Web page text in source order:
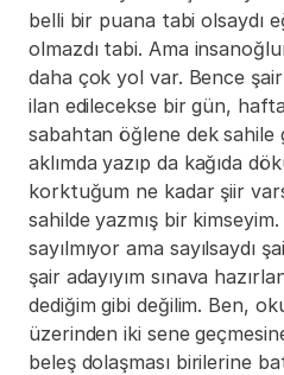
belli bir puana tabi olsaydı
olmazdı tabi. Ama
daha çok yol var. Bence
ilan edilecekse bir gün,
sabahtan öğlene dek sahile
aklımda yazıp da kağıda
korktuğum ne kadar şiir
sahilde yazmış bir
sayılmıyor ama sayılsaydı
şair adayıyım sınava
dediğim gibi değilim. Ben,
üzerinden iki sene
beleş dolaşması birilerine